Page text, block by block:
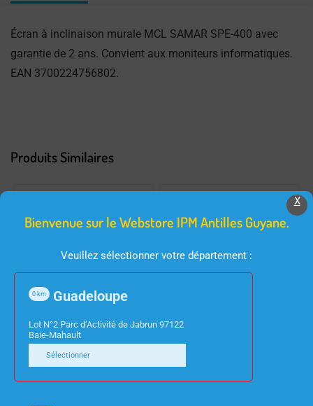
Écran à inclinaison murale MCL SAMAR SPE-400 avec
garantie de 2 ans. Convient aux moniteurs informatiques.
EAN 3700224756802.
Produits Similaires
ADAPTATEUR 2XJACK
3.5MM JACK
HDMI CAISSON BASE SS
X
Bienvenue sur le Webstore IPM Antilles Guyane.
Veuillez sélectionner votre département :
Guadeloupe
0 km
Lot N°2 Parc d’Activité de Jabrun 97122
Baie-Mahault
Sélectionner